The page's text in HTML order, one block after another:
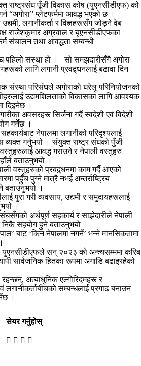
राष्ट्रसंघ पूँजी विकास कोष (युएनसीडीएफ) को
“अगोरा” प्लेटफर्ममा आवद्ध भएको छ ।
लगानीकर्ता र विज्ञहरूसँग जोड्ने वेब
राजेशकुमार अग्रवाल र यूएनसीडीएफका
संचालन तथा आवद्धता सम्बन्धी
पहिलो संस्था हो । सो समझदारीसँगै अगोरा
लागि लगानी प्रवद्र्धनलाई बढावा दिन
संस्था परिसंघले अगोराको घरेलु परिनियोजनको
उद्यमशिलताको विकासका लागि आवश्यक
दिइनेछ ।
अवसरहरू सिर्जना गर्दै स्वदेशी एवं विदेशी
गर्नेछ ।
नेपालमा लगानीको परिदृश्यलाई
व्यक्त गर्नुभयो । संयुक्त राष्ट्र संघको पुँजी
आवद्ध गराउने र नेपाली वस्तुहरु
बताउनुभयो ।
वस्तुहरुको प्रबद्र्धनमा काम गर्दै आएको
पहुँच पुग्ने मात्रै नभई अन्तर्राष्ट्रिय
बताउनुभयो ।
पुरा गरी व्यवसाय, उद्यमी र समुदायहरूलाई
।
अर्थपूर्ण सहकार्य र साझेदारीले नेपाली
निकै सहयोग हुने बताउनुभयो ।
बाट ‘किन नेपालमा नगर्ने’ भन्ने मानसिकतामा
युएनसीडीएफले सन् २०२३ को अन्त्यसम्ममा करिब
सार्वजनिक हितका रूपमा अगाडि बढाइरहेको
अत्याधुनिक एल्गोरिदमहरू र
लगानीकर्ताबीचको सम्बन्धलाई प्रगाढ बनाउन
।
सेयर गर्नुहोस्